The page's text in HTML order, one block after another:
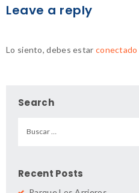
Leave a reply
Lo siento, debes estar conectado
Search
Recent Posts